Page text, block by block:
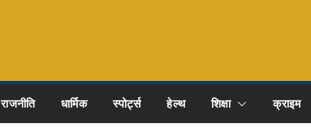
राजनीति धार्मिक स्पोर्ट्स हेल्थ शिक्षा क्राइम